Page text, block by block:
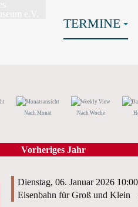
TERMINE
Nach Monat Nach Woche
Vorheriges Jahr
Dienstag, 06. Januar 2026
Eisenbahn für Groß und Klein